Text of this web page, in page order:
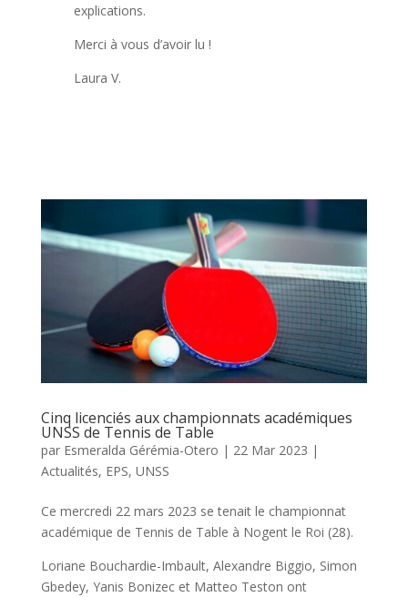
explications.
Merci à vous d’avoir lu !
Laura V.
Cinq licenciés aux championnats académiques
UNSS de Tennis de Table
par Esmeralda Gérémia-Otero | 22 Mar 2023 |
Actualités, EPS, UNSS
Ce mercredi 22 mars 2023 se tenait le championnat
académique de Tennis de Table à Nogent le Roi (28).
Loriane Bouchardie-Imbault, Alexandre Biggio, Simon
Gbedey, Yanis Bonizec et Matteo Teston ont